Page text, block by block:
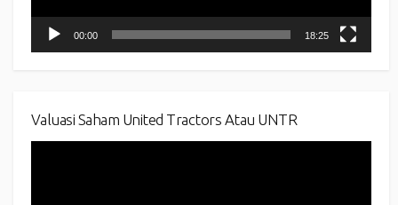
00:00 18:25
Valuasi Saham United Tractors Atau UNTR